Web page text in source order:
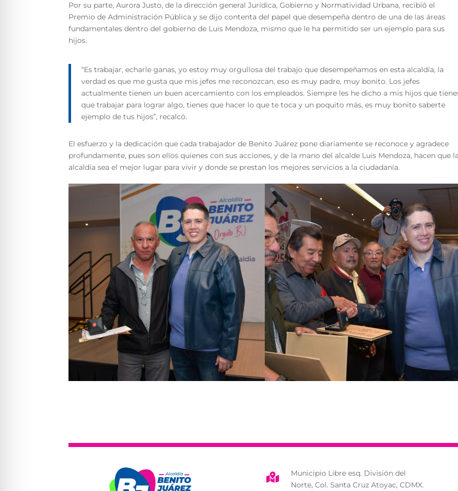
Por su parte, Aurora Justo, de la dirección general Jurídica, Gobierno y Normatividad Urbana, recibió el
Premio de Administración Pública y se dijo contenta del papel que desempeña dentro de una de las áreas
fundamentales dentro del gobierno de Luis Mendoza, mismo que le ha permitido ser un ejemplo para sus
hijos.
“Es trabajar, echarle ganas, yo estoy muy orgullosa del trabajo que desempeñamos en esta alcaldía, la
verdad es que me gusta que mis jefes me reconozcan, eso es muy padre, muy bonito. Los jefes
actualmente tienen un buen acercamiento con los empleados. Siempre les he dicho a mis hijos que
que trabajar para lograr algo, tienes que hacer lo que te toca y un poquito más, es muy bonito saberte
ejemplo de tus hijos”, recalcó.
El esfuerzo y la dedicación que cada trabajador de Benito Juárez pone diariamente se reconoce y agradece
profundamente, pues son ellos quienes con sus acciones, y de la mano del alcalde Luis Mendoza, hacen que
alcaldía sea el mejor lugar para vivir y donde se prestan los mejores servicios a la ciudadanía.

Municipio Libre esq. División del
Norte, Col. Santa Cruz Atoyac, CDMX.